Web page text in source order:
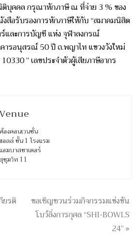
บุคคล กรุณาหักภาษี ณ ที่จ่าย 3 % ของ
สือรับรองการหักภาษีให้กับ “สมาคมนิสิต
และการบัญชี แห่ง จุฬาลงกรณ์
ารอนุสรณ์ 50 ปี ถ.พญาไท แขวงวังใหม่
” เลขประจำตัวผู้เสียภาษีอากร
ห้องคอนเวนชั่น
อลล์ ชั้น 1 โรงแรม
อมบาสซาเดอร์
ขุมวิท 11
ยรติ
ขอเชิญชวนร่วมกิจกรรมแข่งขัน
โบว์ลิ่งการกุศล “SHI-BOWLS
24”»